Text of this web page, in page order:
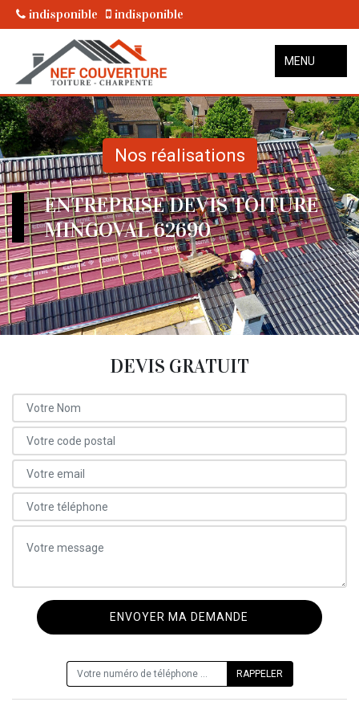
indisponible indisponible
MENU
Nos réalisations
ENTREPRISE DEVIS TOITURE
MINGOVAL 62690
DEVIS GRATUIT